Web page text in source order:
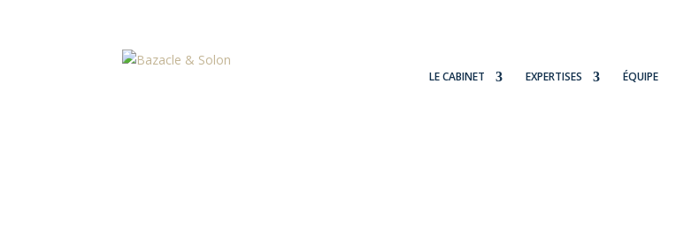
LE CABINET EXPERTISES ÉQUIPE